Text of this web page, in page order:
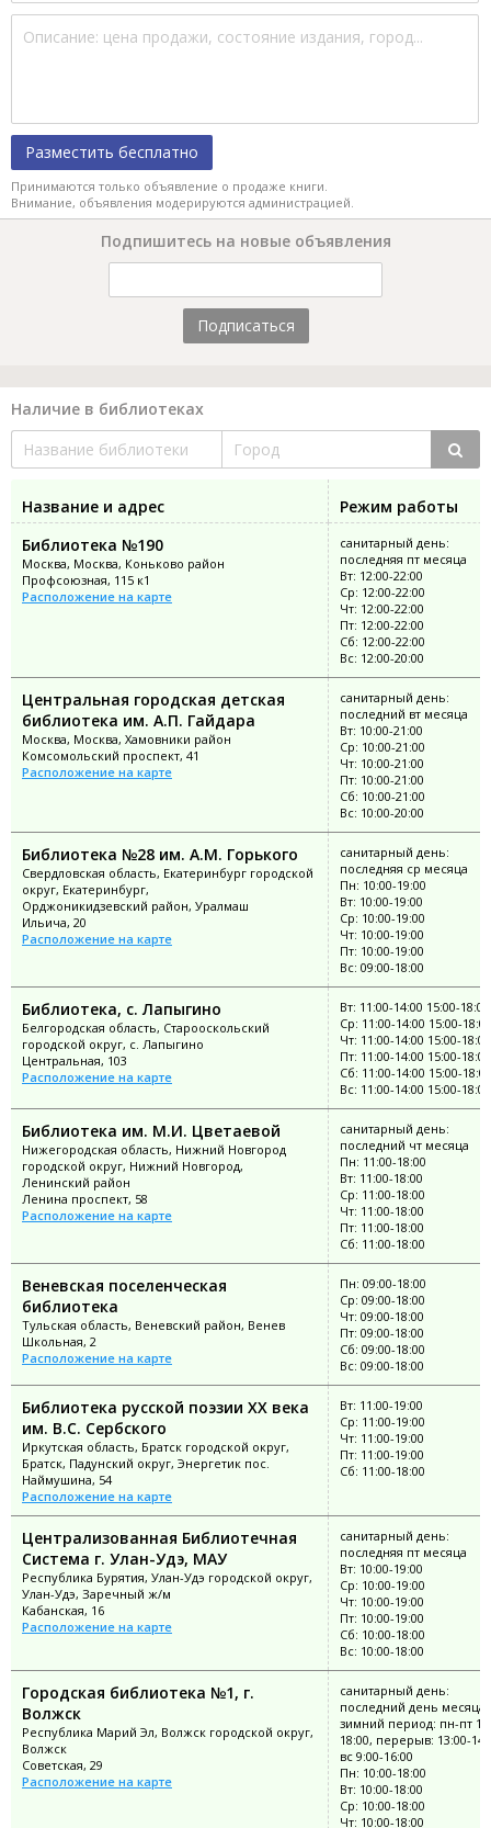
Разместить бесплатно
Принимаются только объявление о продаже книги.
Внимание, объявления модерируются администрацией.
Подпишитесь на новые объявления
Подписаться
Наличие в библиотеках
Название и адрес
Режим работы
Библиотека №190
Москва, Москва, Коньково район
Профсоюзная, 115 к1
Расположение на карте
санитарный день:
последняя пт месяца
Вт: 12:00-22:00
Ср: 12:00-22:00
Чт: 12:00-22:00
Пт: 12:00-22:00
Сб: 12:00-22:00
Вс: 12:00-20:00
Центральная городская детская
библиотека им. А.П. Гайдара
Москва, Москва, Хамовники район
Комсомольский проспект, 41
Расположение на карте
санитарный день:
последний вт месяца
Вт: 10:00-21:00
Ср: 10:00-21:00
Чт: 10:00-21:00
Пт: 10:00-21:00
Сб: 10:00-21:00
Вс: 10:00-20:00
Библиотека №28 им. А.М. Горького
Свердловская область, Екатеринбург городской
округ, Екатеринбург,
Орджоникидзевский район, Уралмаш
Ильича, 20
Расположение на карте
санитарный день:
последняя ср месяца
Пн: 10:00-19:00
Вт: 10:00-19:00
Ср: 10:00-19:00
Чт: 10:00-19:00
Пт: 10:00-19:00
Вс: 09:00-18:00
Библиотека, с. Лапыгино
Белгородская область, Старооскольский
городской округ, с. Лапыгино
Центральная, 103
Расположение на карте
Вт: 11:00-14:00 15:00-18:00
Ср: 11:00-14:00 15:00-18:00
Чт: 11:00-14:00 15:00-18:00
Пт: 11:00-14:00 15:00-18:00
Сб: 11:00-14:00 15:00-18:00
Вс: 11:00-14:00 15:00-18:00
Библиотека им. М.И. Цветаевой
Нижегородская область, Нижний Новгород
городской округ, Нижний Новгород,
Ленинский район
Ленина проспект, 58
Расположение на карте
санитарный день:
последний чт месяца
Пн: 11:00-18:00
Вт: 11:00-18:00
Ср: 11:00-18:00
Чт: 11:00-18:00
Пт: 11:00-18:00
Сб: 11:00-18:00
Веневская поселенческая
библиотека
Тульская область, Веневский район, Венев
Школьная, 2
Расположение на карте
Пн: 09:00-18:00
Ср: 09:00-18:00
Чт: 09:00-18:00
Пт: 09:00-18:00
Сб: 09:00-18:00
Вс: 09:00-18:00
Библиотека русской поэзии ХХ века
им. В.С. Сербского
Иркутская область, Братск городской округ,
Братск, Падунский округ, Энергетик пос.
Наймушина, 54
Расположение на карте
Вт: 11:00-19:00
Ср: 11:00-19:00
Чт: 11:00-19:00
Пт: 11:00-19:00
Сб: 11:00-18:00
Централизованная Библиотечная
Система г. Улан-Удэ, МАУ
Республика Бурятия, Улан-Удэ городской округ,
Улан-Удэ, Заречный ж/м
Кабанская, 16
Расположение на карте
санитарный день:
последняя пт месяца
Вт: 10:00-19:00
Ср: 10:00-19:00
Чт: 10:00-19:00
Пт: 10:00-19:00
Сб: 10:00-18:00
Вс: 10:00-18:00
Городская библиотека №1, г.
Волжск
Республика Марий Эл, Волжск городской округ,
Волжск
Советская, 29
Расположение на карте
санитарный день:
последний день месяца;
зимний период: пн-пт
18:00, перерыв: 13:00-
вс 9:00-16:00
Пн: 10:00-18:00
Вт: 10:00-18:00
Ср: 10:00-18:00
Чт: 10:00-18:00